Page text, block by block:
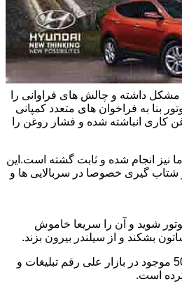
موتور تتا 2 چهار سیلندر 2/4 لیتری بهره میبرند موتوری که بسیار مشکل داشته و چالش های فراوانی را
بنا به فراخوان های متعدد کمپانی
کاری انباشته شده و فشار روغن را
این تست توسط خود ما نیز انجام شده و ثابت گشته است.این
شتاب گیری خصوصا در سربالایی ها و
شوید و آن را سریعا خاموش
بشکند و از سیلندر بیرون بزند.
بابت تعمیر این موتور ها باید برخی نکات را در نظر داشته باشید.میلنگ این موتور چنانچه تمایل داشته باشید موتور استاندارد تعمیر شود،باید تعویض گردد،یاتاقان های 25 و 50 موجود در بازار علی رقم تبلیغات و